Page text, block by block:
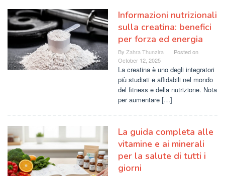
Informazioni nutrizionali
sulla creatina: benefici
per forza ed energia
By Zahra Thunzira
Posted on
October 12, 2025
La creatina è uno degli integratori
più studiati e affidabili nel mondo
del fitness e della nutrizione. Nota
per aumentare […]
La guida completa alle
vitamine e ai minerali
per la salute di tutti i
giorni